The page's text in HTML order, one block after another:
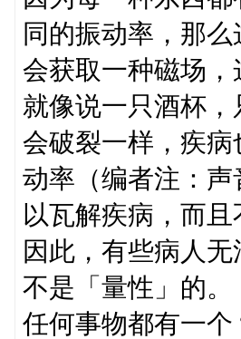
同的振动率，那
会获取一种磁场
就像说一只酒杯
会破裂一样，疾
动率（编者注：
以瓦解疾病，而
因此，有些病人
不是「量性」的。
任何事物都有一个